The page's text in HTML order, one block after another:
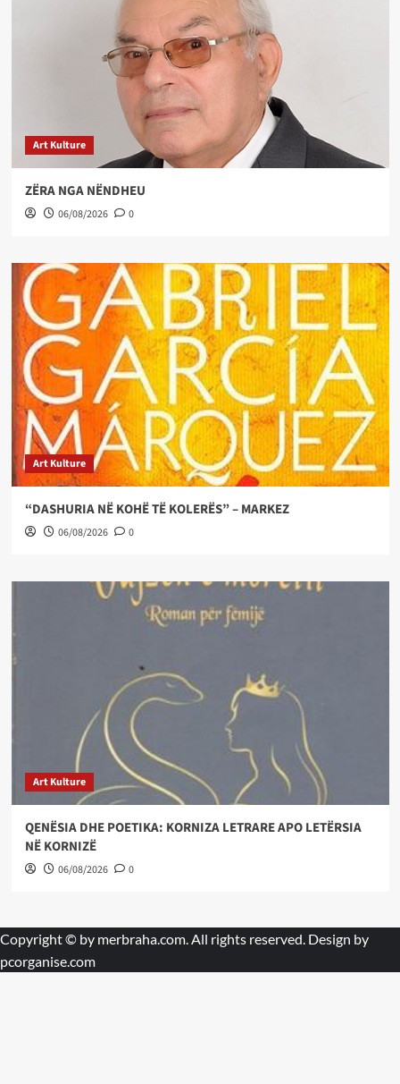
Art Kulture
ZËRA NGA NËNDHEU
06/08/2026 0
Art Kulture
“DASHURIA NË KOHË TË KOLERËS” – MARKEZ
06/08/2026 0
Art Kulture
QENËSIA DHE POETIKA: KORNIZA LETRARE APO LETËRSIA
NË KORNIZË
06/08/2026 0
Copyright © by merbraha.com . All rights reserved. Design by
pcorganise.com